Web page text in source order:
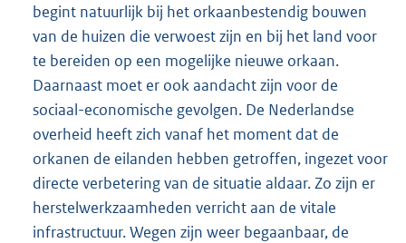
begint natuurlijk bij het orkaanbestendig bouwen
van de huizen die verwoest zijn en bij het land voor
te bereiden op een mogelijke nieuwe orkaan.
Daarnaast moet er ook aandacht zijn voor de
sociaal-economische gevolgen. De Nederlandse
overheid heeft zich vanaf het moment dat de
orkanen de eilanden hebben getroffen, ingezet voor
directe verbetering van de situatie aldaar. Zo zijn er
herstelwerkzaamheden verricht aan de vitale
infrastructuur. Wegen zijn weer begaanbaar, de